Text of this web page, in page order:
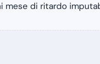
di ritardo